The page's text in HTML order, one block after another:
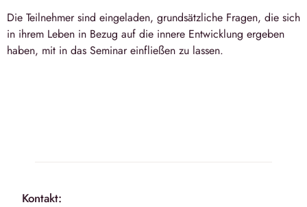
Die Teilnehmer sind eingeladen, grundsätzliche Fragen, die sich
in ihrem Leben in Bezug auf die innere Entwicklung ergeben
haben, mit in das Seminar einfließen zu lassen.
Kontakt: